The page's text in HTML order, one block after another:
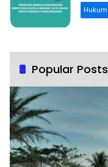
Hukum
Popular Posts